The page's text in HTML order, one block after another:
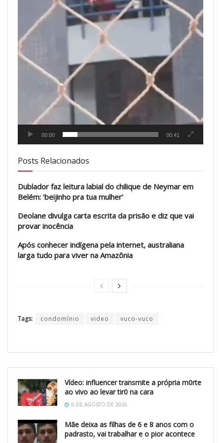
00:00 00:41
Posts Relacionados
Dublador faz leitura labial do chilique de Neymar em
Belém: ‘beijinho pra tua mulher’
Deolane divulga carta escrita da prisão e diz que vai
provar inocência
Após conhecer indígena pela internet, australiana
larga tudo para viver na Amazônia
Tags: condomínio video vuco-vuco
Vídeo: influencer transmite a própria m0rte
ao vivo ao levar tir0 na cara
6 DE AGOSTO DE 2026
Mãe deixa as filhas de 6 e 8 anos com o
padrasto, vai trabalhar e o pior acontece